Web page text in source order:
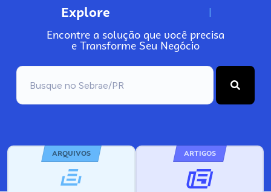
Explore N
Encontre a solução que você precisa
e Transforme Seu Negócio
ARQUIVOS ARTIGOS